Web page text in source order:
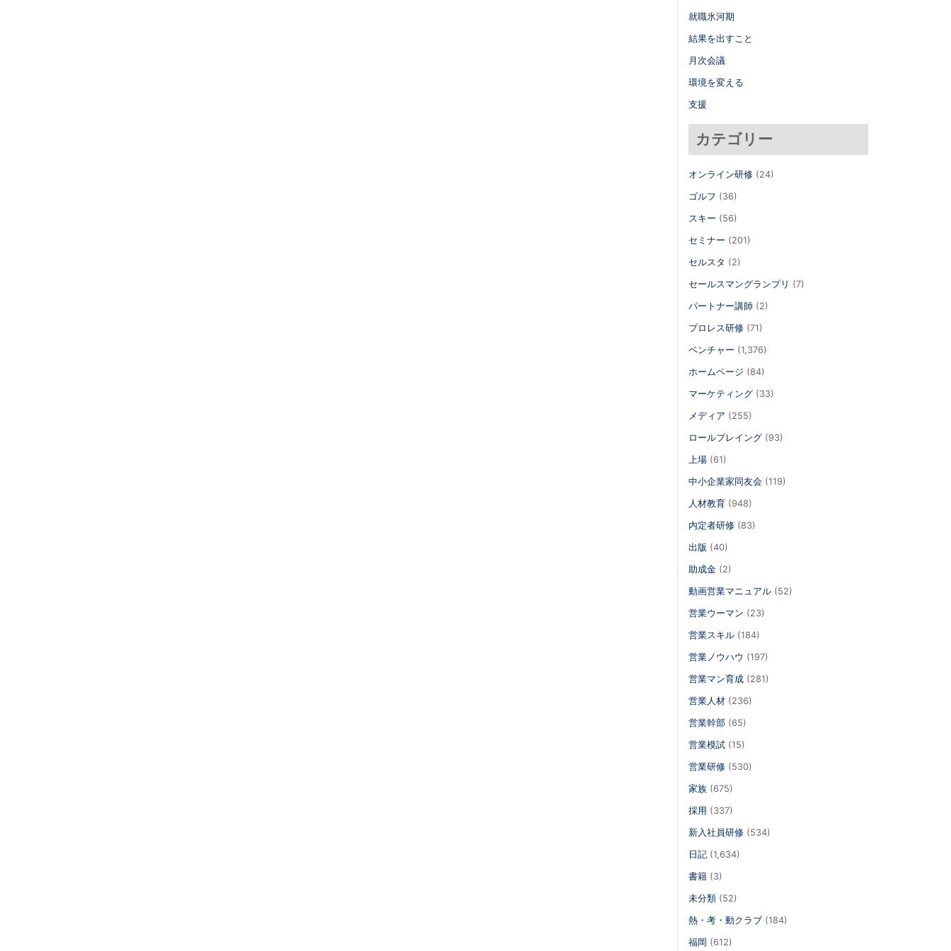
就職氷河期
結果を出すこと
月次会議
環境を変える
支援
カテゴリー
オンライン研修 (24)
ゴルフ (36)
スキー (56)
セミナー (201)
セルスタ (2)
セールスマングランプリ (7)
パートナー講師 (2)
プロレス研修 (71)
ベンチャー (1,376)
ホームページ (84)
マーケティング (33)
メディア (255)
ロールプレイング (93)
上場 (61)
中小企業家同友会 (119)
人材教育 (948)
内定者研修 (83)
出版 (40)
助成金 (2)
動画営業マニュアル (52)
営業ウーマン (23)
営業スキル (184)
営業ノウハウ (197)
営業マン育成 (281)
営業人材 (236)
営業幹部 (65)
営業模試 (15)
営業研修 (530)
家族 (675)
採用 (337)
新入社員研修 (534)
日記 (1,634)
書籍 (3)
未分類 (52)
熱・考・動クラブ (184)
福岡 (612)